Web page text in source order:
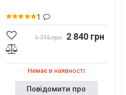
1
1 715 грн 2 840 грн
Немає в наявності
Повідомити про